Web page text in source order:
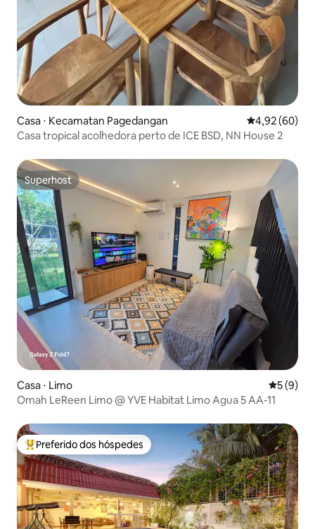
Casa ⋅ Kecamatan Pagedangan 4,92 de uma
4,92 (60)
Casa tropical acolhedora perto de ICE BSD, NN House 2
Superhost
Superhost
Casa ⋅ Limo 5 de
5 (9)
Omah LeReen Limo @ YVE Habitat Limo Agua 5 AA-11
Entre os melhores preferidos dos hóspedes
Preferido dos hóspedes